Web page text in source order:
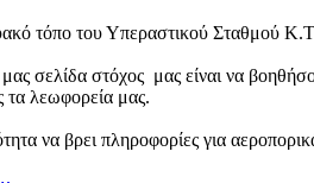
τόπο του Υπεραστικού
σελίδα στόχος μας είναι να
τα λεωφορεία μας.
να βρει πληροφορίες για